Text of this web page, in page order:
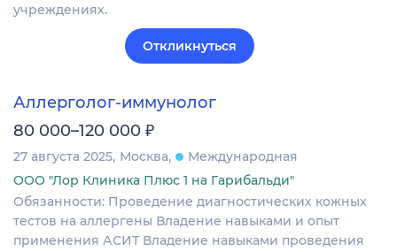
учреждениях.
Откликнуться
Аллерголог-иммунолог
80 000–120 000 ₽
27 августа 2025 Москва
Международная
ООО "Лор Клиника Плюс 1 на Гарибальди"
Обязанности: Проведение диагностических кожных
тестов на аллергены Владение навыками и опыт
применения АСИТ Владение навыками проведения